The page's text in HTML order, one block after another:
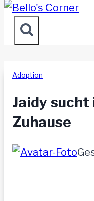
Adoption
Jaidy
Zuhause